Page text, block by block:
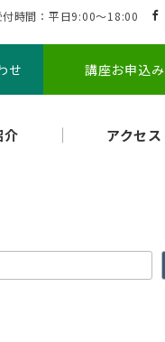
付時間：平日9:00～18:00
せ 講座お申込み
介 アクセス